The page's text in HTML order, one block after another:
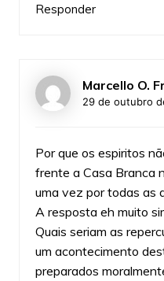
Responder
Marcello O.
29 de outubro
Por que os espiritos
frente a Casa Branca
uma vez por todas as
A resposta eh muito
Quais seriam as
um acontecimento
preparados